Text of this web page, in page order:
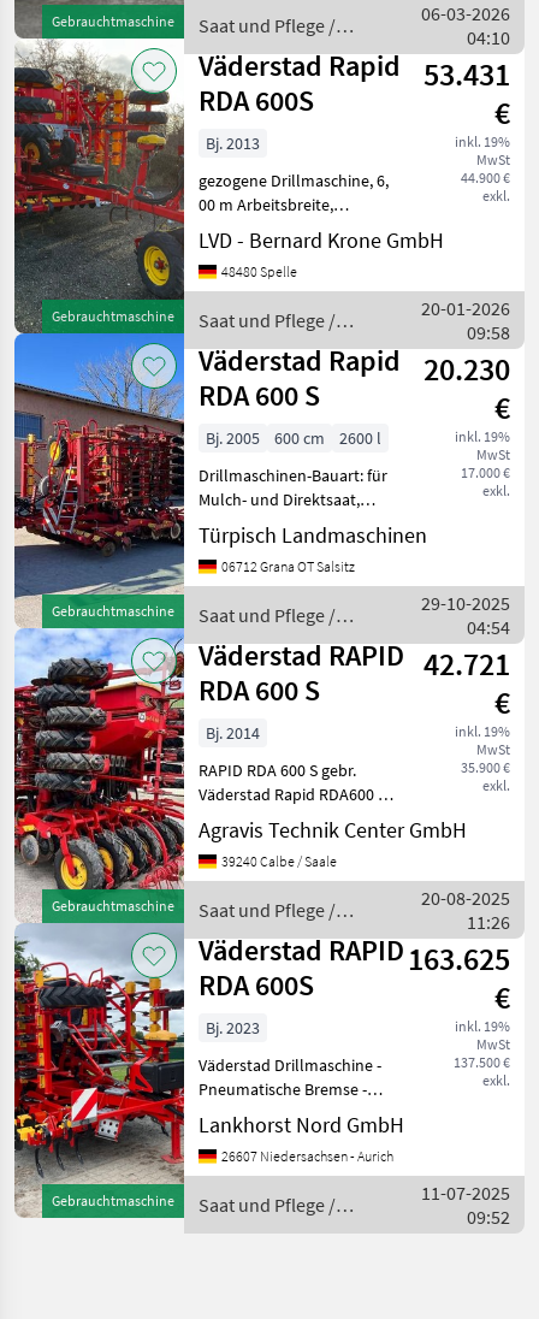
Gebrauchtmaschine
Vorauflaufmarkierung
Reihen- / Körperabstand:
12, 5 cm, B
Saat und Pflege /
Väderstad
06-03-2026
04:10
Gebrauchtmaschine
Väderstad Rapid
RDA 600S
53.431
€
inkl. 19%
MwSt
44.900 €
exkl.
Bj. 2013
gezogene Drillmaschine, 6,
00 m Arbeitsbreite,
pneumatisch,
Einscheibenschare,
Exaktstriegel,
Vorauflaufmakierung,
Spuranreißer, Spurlockerer,
Ta
LVD - Bernard Krone GmbH
48480 Spelle
Saat und Pflege /
Väderstad
20-01-2026
09:58
Gebrauchtmaschine
Väderstad Rapid
RDA 600 S
20.230
€
inkl. 19%
MwSt
17.000 €
exkl.
Bj. 2005 600 cm
2600 l
Drillmaschinen-Bauart: für
Mulch- und Direktsaat,
Beleuchtung,
Einscheibenschare,
Fahrgassenschaltung, hydr.
hydr.
Schardruckverstellung,
Spuranreis
Türpisch Landmaschinen
06712 Grana OT Salsitz
Saat und Pflege /
Väderstad
29-10-2025
04:54
Gebrauchtmaschine
Väderstad RAPID
RDA 600 S
42.721
€
inkl. 19%
MwSt
35.900 €
exkl.
Bj. 2014
RAPID RDA 600 S gebr.
Väderstad Rapid RDA600 S
Saat und Pflege
Drillmaschinen
Agravis Technik Center GmbH
39240 Calbe / Saale
Saat und Pflege /
Väderstad
20-08-2025
11:26
Gebrauchtmaschine
Väderstad RAPID
RDA 600S
163.625
€
inkl. 19%
MwSt
137.500 €
exkl.
Bj. 2023
Väderstad Drillmaschine -
Pneumatische Bremse -
Sicherheitspaket für CoC EU
167/2013 - Interaktive
Tiefeneinstellung (IDC) -
Schlitz - Standar
Lankhorst Nord GmbH
26607 Niedersachsen - Aurich
Saat und Pflege /
Väderstad
11-07-2025
09:52